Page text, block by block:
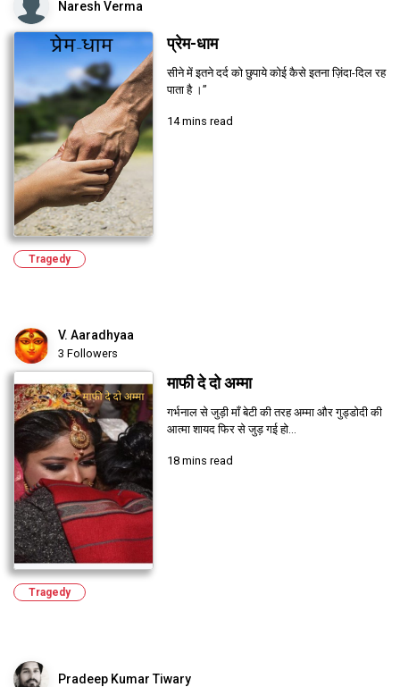
Naresh Verma
प्रेम-धाम
सीने में इतने दर्द को छुपाये कोई कैसे इतना ज़िंदा-दिल रह
पाता है ।”
14 mins read
Tragedy
V. Aaradhyaa
3 Followers
माफी दे दो अम्मा
गर्भनाल से जुड़ी माँ बेटी की तरह अम्मा और गुड्डोदी की
आत्मा शायद फिर से जुड़ गई हो...
18 mins read
Tragedy
Pradeep Kumar Tiwary